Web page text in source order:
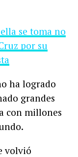
se toma no
por su
ha logrado
grandes
con millones
volvió